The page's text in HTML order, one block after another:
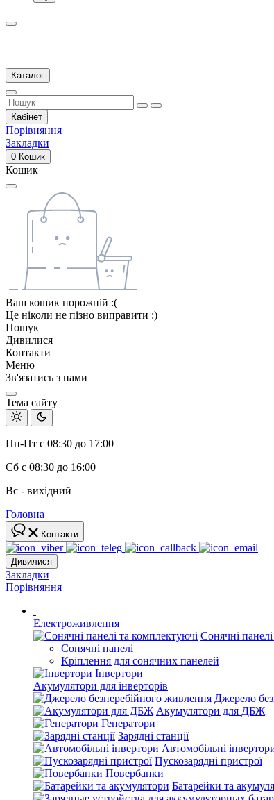
Каталог
Кабінет
Порівняння
Закладки
0 Кошик
Кошик
Ваш кошик порожній :(
Це ніколи не пізно виправити :)
Пошук
Дивилися
Контакти
Меню
Зв'язатись з нами
Тема сайту
Пн-Пт с 08:30 до 17:00
Сб с 08:30 до 16:00
Вс - вихідний
Головна
Контакти
Дивилися
Закладки
Порівняння
Електроживлення
Сонячні
Сонячні панелі
Кріплення для сонячних панелей
Інвертори
Акумулятори для інверторів
Джерело
Акумулятори для ДБЖ
Генератори
Зарядні станції
Автомобільні
Пускозарядні пристрої
Повербанки
Батарейки та